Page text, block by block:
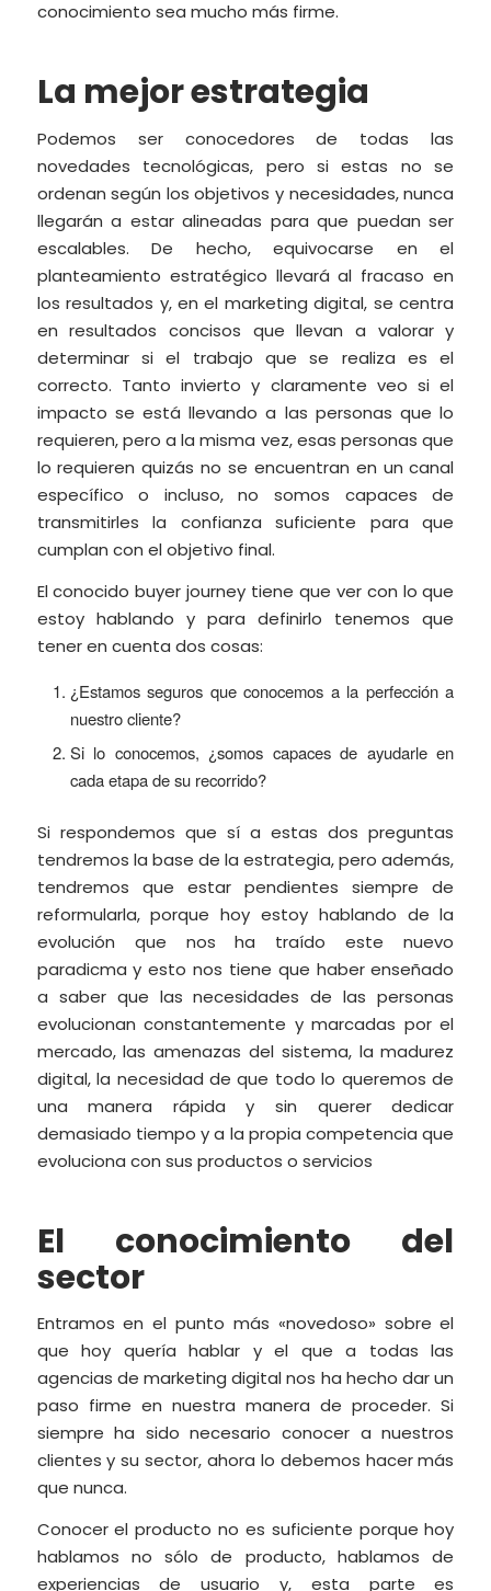
conocimiento sea mucho más firme.
La mejor estrategia
Podemos ser conocedores de todas las
novedades tecnológicas, pero si estas no se
ordenan según los objetivos y necesidades, nunca
llegarán a estar alineadas para que puedan ser
escalables. De hecho, equivocarse en el
planteamiento estratégico llevará al fracaso en
los resultados y, en el marketing digital, se centra
en resultados concisos que llevan a valorar y
determinar si el trabajo que se realiza es el
correcto. Tanto invierto y claramente veo si el
impacto se está llevando a las personas que lo
requieren, pero a la misma vez, esas personas que
lo requieren quizás no se encuentran en un canal
específico o incluso, no somos capaces de
transmitirles la confianza suficiente para que
cumplan con el objetivo final.
El conocido buyer journey tiene que ver con lo que
estoy hablando y para definirlo tenemos que
tener en cuenta dos cosas:
¿Estamos seguros que conocemos a la perfección a
nuestro cliente?
Si lo conocemos, ¿somos capaces de ayudarle en
cada etapa de su recorrido?
Si respondemos que sí a estas dos preguntas
tendremos la base de la estrategia, pero además,
tendremos que estar pendientes siempre de
reformularla, porque hoy estoy hablando de la
evolución que nos ha traído este nuevo
paradicma y esto nos tiene que haber enseñado
a saber que las necesidades de las personas
evolucionan constantemente y marcadas por el
mercado, las amenazas del sistema, la madurez
digital, la necesidad de que todo lo queremos de
una manera rápida y sin querer dedicar
demasiado tiempo y a la propia competencia que
evoluciona con sus productos o servicios
El conocimiento del
sector
Entramos en el punto más «novedoso» sobre el
que hoy quería hablar y el que a todas las
agencias de marketing digital nos ha hecho dar un
paso firme en nuestra manera de proceder. Si
siempre ha sido necesario conocer a nuestros
clientes y su sector, ahora lo debemos hacer más
que nunca.
Conocer el producto no es suficiente porque hoy
hablamos no sólo de producto, hablamos de
experiencias de usuario y, esta parte es